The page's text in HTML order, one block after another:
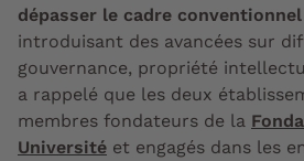
dépasser le cadre
introduisant des avancées sur
gouvernance, propriété
a rappelé que les deux
membres fondateurs de la
Université et engagés dans les